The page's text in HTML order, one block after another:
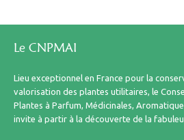
Le CNPMAI
Lieu exceptionnel en France pour la
valorisation des plantes utilitaires, le
Plantes à Parfum, Médicinales,
invite à partir à la découverte de la